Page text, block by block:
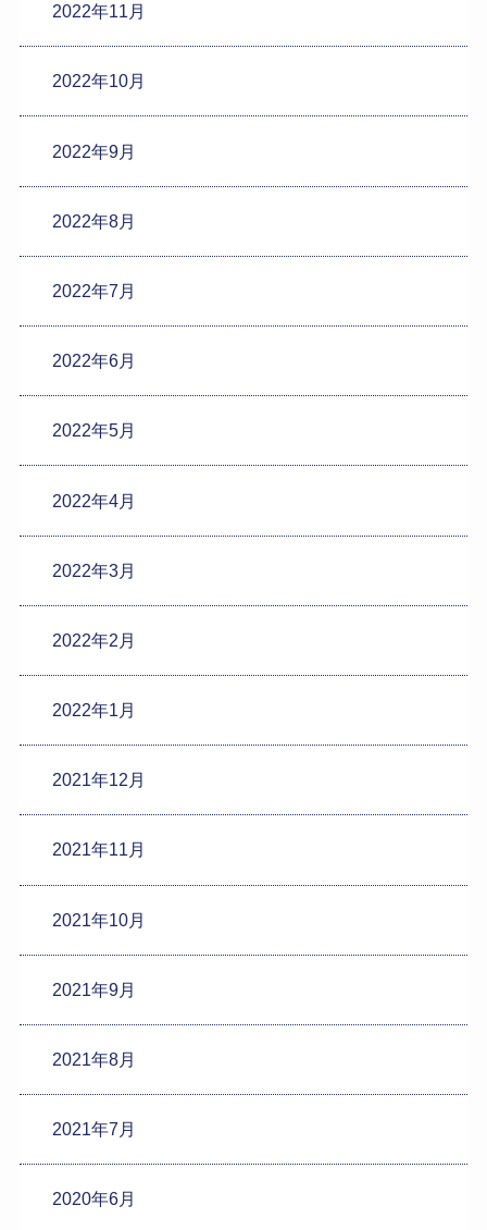
2022年11月
2022年10月
2022年9月
2022年8月
2022年7月
2022年6月
2022年5月
2022年4月
2022年3月
2022年2月
2022年1月
2021年12月
2021年11月
2021年10月
2021年9月
2021年8月
2021年7月
2020年6月